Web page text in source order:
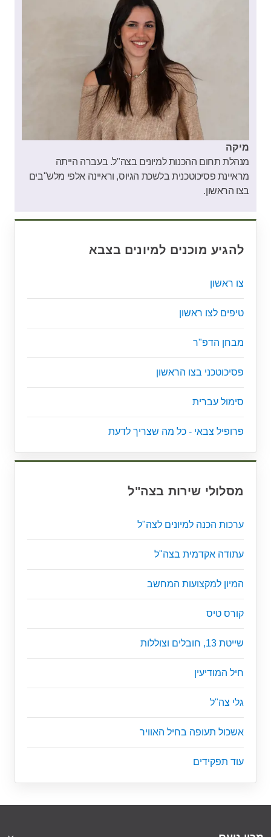
מיקה
מנהלת תחום ההכנות למיונים בצה"ל. בעברה הייתה
מראיינת פסיכוטכנית בלשכת הגיוס, וראיינה אלפי מלש"בים
בצו הראשון.
להגיע מוכנים למיונים בצבא
צו ראשון
טיפים לצו ראשון
מבחן הדפ"ר
פסיכוטכני בצו הראשון
סימול עברית
פרופיל צבאי - כל מה שצריך לדעת
מסלולי שירות בצה"ל
ערכות הכנה למיונים לצה"ל
עתודה אקדמית בצה"ל
המיון למקצועות המחשב
קורס טיס
שייטת 13, חובלים וצוללות
חיל המודיעין
גלי צה"ל
אשכול תעופה בחיל האוויר
עוד תפקידים